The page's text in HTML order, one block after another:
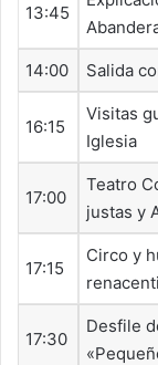
13:45
14:00 Salida
16:15
Visitas
Iglesia
17:00
Teatro
justas y
17:15
Circo y
17:30
Desfile